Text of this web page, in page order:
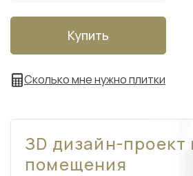
Купить
Сколько мне нужно плитки
ЗD дизайн-проект
помещения